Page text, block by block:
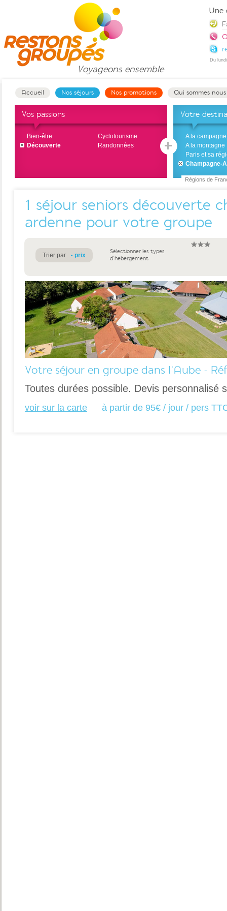
Voyageons ensemble
Accueil Nos séjours Nos promotions Qui sommes
Vos passions
Bien-être
Cyclotourisme
Découverte
Randonnées
Votre
A la campagne
A la montagne
Paris et sa
Champagne-
Régions de
1 séjour seniors découverte
ardenne pour votre groupe
Trier par prix
Sélectionner les types
d'hébergement
Votre séjour en groupe dans l'Aube -
Toutes durées possible. Devis personnalisé
voir sur la carte à partir de 95€ / jour / pers
Une
Du